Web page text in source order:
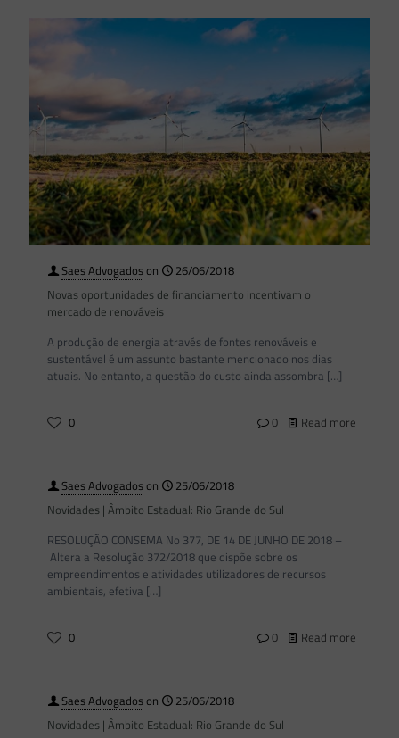
Saes Advogadoson
26/06/2018
Novas oportunidades de financiamento incentivam o
mercado de renováveis
A produção de energia através de fontes renováveis e
sustentável é um assunto bastante mencionado nos dias
atuais. No entanto, a questão do custo ainda assombra […]
0 0 Read more
Saes Advogadoson
25/06/2018
Novidades | Âmbito Estadual: Rio Grande do Sul
RESOLUÇÃO CONSEMA No 377, DE 14 DE JUNHO DE 2018 –
Altera a Resolução 372/2018 que dispõe sobre os
empreendimentos e atividades utilizadores de recursos
ambientais, efetiva […]
0 0 Read more
Saes Advogadoson
25/06/2018
Novidades | Âmbito Estadual: Rio Grande do Sul